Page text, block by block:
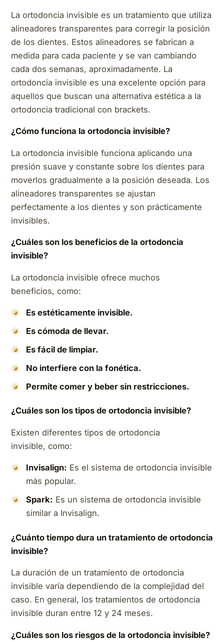
La ortodoncia invisible es un tratamiento que utiliza
alineadores transparentes para corregir la posición
de los dientes. Estos alineadores se fabrican a
medida para cada paciente y se van cambiando
cada dos semanas, aproximadamente. La
ortodoncia invisible es una excelente opción para
aquellos que buscan una alternativa estética a la
ortodoncia tradicional con brackets.
¿Cómo funciona la ortodoncia invisible?
La ortodoncia invisible funciona aplicando una
presión suave y constante sobre los dientes para
moverlos gradualmente a la posición deseada. Los
alineadores transparentes se ajustan
perfectamente a los dientes y son prácticamente
invisibles.
¿Cuáles son los beneficios de la ortodoncia
invisible?
La ortodoncia invisible ofrece muchos
beneficios, como:
Es estéticamente invisible.
Es cómoda de llevar.
Es fácil de limpiar.
No interfiere con la fonética.
Permite comer y beber sin restricciones.
¿Cuáles son los tipos de ortodoncia invisible?
Existen diferentes tipos de ortodoncia
invisible, como:
Invisalign: Es el sistema de ortodoncia invisible
más popular.
Spark: Es un sistema de ortodoncia invisible
similar a Invisalign.
¿Cuánto tiempo dura un tratamiento de ortodoncia
invisible?
La duración de un tratamiento de ortodoncia
invisible varía dependiendo de la complejidad del
caso. En general, los tratamientos de ortodoncia
invisible duran entre 12 y 24 meses.
¿Cuáles son los riesgos de la ortodoncia invisible?